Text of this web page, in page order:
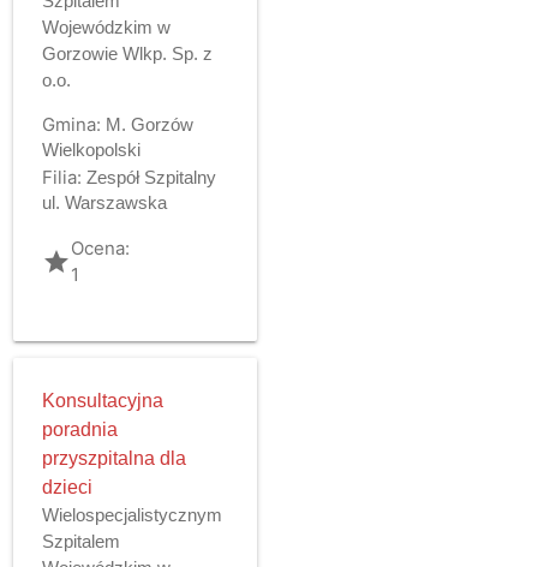
Wojewódzkim w
Gorzowie Wlkp. Sp. z
o.o.
Gmina: M. Gorzów
Wielkopolski
Filia: Zespół Szpitalny
ul. Warszawska
gradeOcena:
1
Konsultacyjna
poradnia
przyszpitalna dla
dzieci
Wielospecjalistycznym
Szpitalem